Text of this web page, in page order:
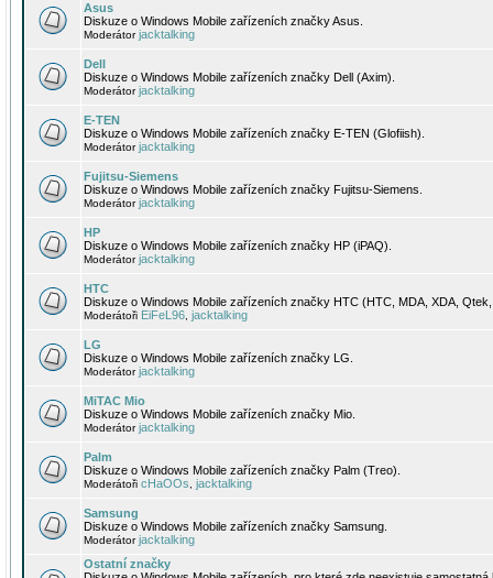
Asus
Diskuze o Windows Mobile zařízeních značky Asus.
Moderátorjacktalking
Dell
Diskuze o Windows Mobile zařízeních značky Dell (Axim).
Moderátorjacktalking
E-TEN
Diskuze o Windows Mobile zařízeních značky E-TEN (Glofiish).
Moderátorjacktalking
Fujitsu-Siemens
Diskuze o Windows Mobile zařízeních značky Fujitsu-Siemens.
Moderátorjacktalking
HP
Diskuze o Windows Mobile zařízeních značky HP (iPAQ).
Moderátorjacktalking
HTC
Diskuze o Windows Mobile zařízeních značky HTC (HTC, MDA, XDA,
Moderátoři EiFeL96 jacktalking
LG
Diskuze o Windows Mobile zařízeních značky LG.
Moderátorjacktalking
MiTAC Mio
Diskuze o Windows Mobile zařízeních značky Mio.
Moderátorjacktalking
Palm
Diskuze o Windows Mobile zařízeních značky Palm (Treo).
Moderátoři cHaOOs jacktalking
Samsung
Diskuze o Windows Mobile zařízeních značky Samsung.
Moderátorjacktalking
Ostatní značky